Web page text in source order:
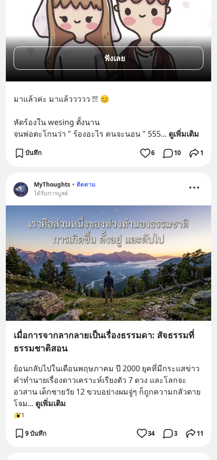
ฟังเลย
มาแล้วค่ะ มาแล้ววววว !!! 😊
หัดร้องใน wesing ตั้งนาน
จนพ่อตะโกนว่า " ร้องอะไร คนจะนอน " 555... ดูเพิ่มเติม
บันทึก 6 10 1
MyThoughts • ติดตาม
ได้รับการบูสต์
เมื่อการจากลากลายเป็นเรื่องธรรมดา: สัจธรรมที่
ธรรมชาติสอน
ย้อนกลับไปในเดือนพฤษภาคม ปี 2000 ยุคที่มีกระแสข่าว
คำทำนายเรื่องดาวเคราะห์เรียงตัว 7 ดวง และโลกจะ
อวสาน เด็กชายวัย 12 ขวบอย่างผมจู่ๆ ก็ถูกความกลัวตาย
โจม... ดูเพิ่มเติม
1
9 บันทึก 34 3 11